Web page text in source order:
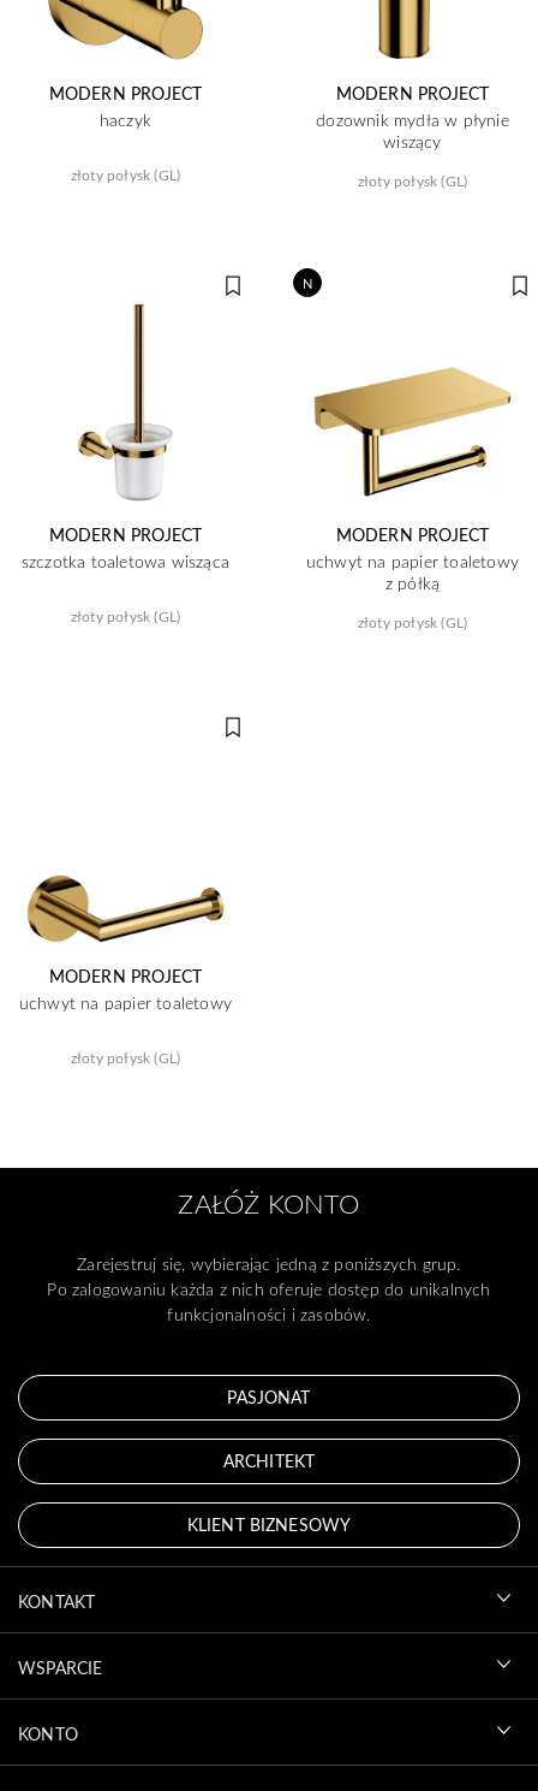
MODERN PROJECT
haczyk
złoty połysk (GL)
MODERN PROJECT
dozownik mydła w płynie
wiszący
złoty połysk (GL)
MODERN PROJECT
szczotka toaletowa wisząca
złoty połysk (GL)
N
MODERN PROJECT
uchwyt na papier toaletowy
z półką
złoty połysk (GL)
MODERN PROJECT
uchwyt na papier toaletowy
złoty połysk (GL)
ZAŁÓŻ KONTO
Zarejestruj się, wybierając jedną z poniższych grup.
Po zalogowaniu każda z nich oferuje dostęp do unikalnych
funkcjonalności i zasobów.
PASJONAT
ARCHITEKT
KLIENT BIZNESOWY
KONTAKT
WSPARCIE
KONTO